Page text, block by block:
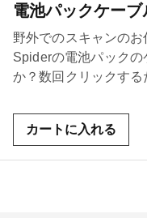
電池パックケーブ
野外でのスキャンの
Spiderの電池パック
か？数回クリックする
カートに入れる